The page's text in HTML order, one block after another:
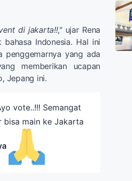
di jakarta!!,"ujar Rena
Indonesia. Hal ini
penggemarnya yang ada
memberikan ucapan
Jepang ini.
vote..!!! Semangat
bisa main ke Jakarta